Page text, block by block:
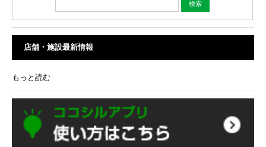
店舗・施設最新情報
もっと読む